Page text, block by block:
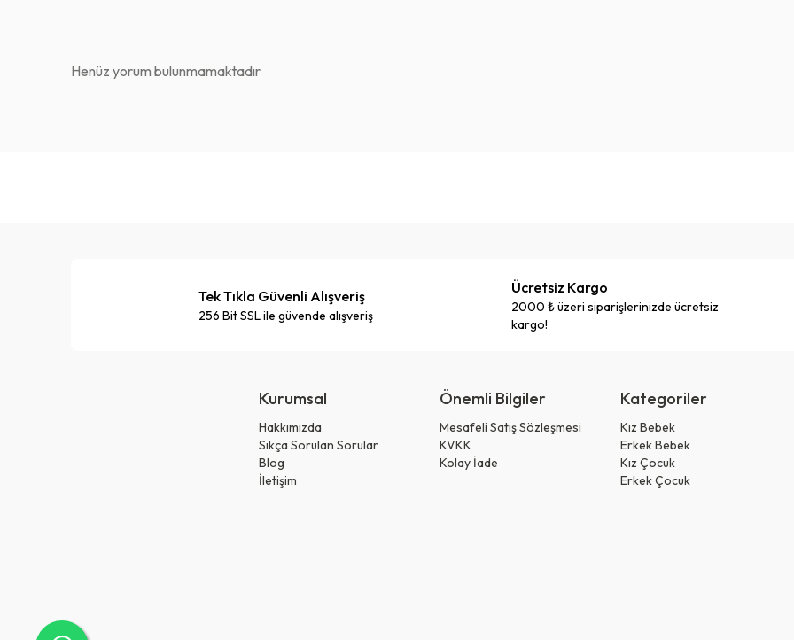
Henüz yorum bulunmamaktadır
Tek Tıkla Güvenli Alışveriş
256 Bit SSL ile güvende alışveriş
Ücretsiz Kargo
2000 ₺ üzeri siparişlerinizde ücretsiz
kargo!
Kurumsal
Hakkımızda
Sıkça Sorulan Sorular
Blog
İletişim
Önemli Bilgiler
Mesafeli Satış Sözleşmesi
KVKK
Kolay İade
Kategoriler
Kız Bebek
Erkek Bebek
Kız Çocuk
Erkek Çocuk